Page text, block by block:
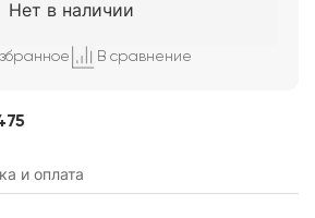
Нет в наличии
е В сравнение
и оплата